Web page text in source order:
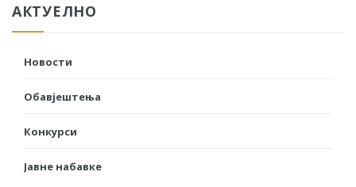
АКТУЕЛНО
Новости
Обавјештења
Конкурси
Јавне набавке